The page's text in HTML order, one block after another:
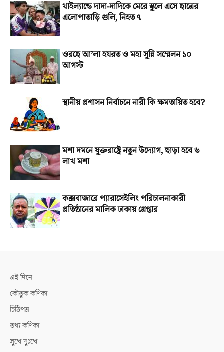
থাইল্যান্ডে দাদা-দাদিকে মেরে স্কুলে এসে ছাত্রের
এলোপাতাড়ি গুলি, নিহত ৭
ওরছে আ’লা হযরত ও মহা সুন্নি সম্মেলন ১০
আগস্ট
স্থানীয় প্রশাসন নির্বাচনে নারী কি ক্ষমতায়িত হবে?
মশা দমনে যুক্তরাষ্ট্রে নতুন উদ্যোগ, ছাড়া হবে ৬
লাখ মশা
কক্সবাজারে প্যারাসেইলিং পরিচালনাকারী
প্রতিষ্ঠানের মালিক ঢাকায় গ্রেপ্তার
এই দিনে
কৌতুক কণিকা
চিঠিপত্র
তথ্য কণিকা
সুখে দুঃখে